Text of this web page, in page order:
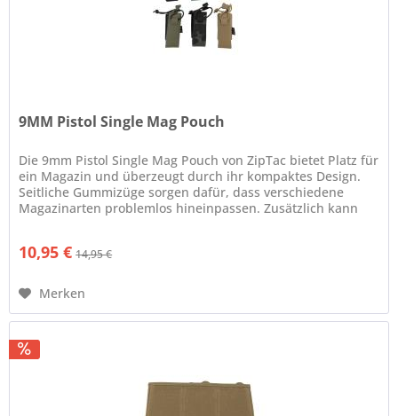
9MM Pistol Single Mag Pouch
Die 9mm Pistol Single Mag Pouch von ZipTac bietet Platz für
ein Magazin und überzeugt durch ihr kompaktes Design.
Seitliche Gummizüge sorgen dafür, dass verschiedene
Magazinarten problemlos hineinpassen. Zusätzlich kann
10,95 € 14,95 €
Merken